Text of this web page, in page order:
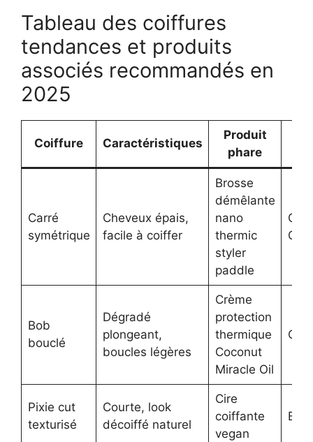
Tableau des coiffures
tendances et produits
associés recommandés en
2025
Coiffure Caractéristiques
Produit
phare
Carré
symétrique
Cheveux épais,
facile à coiffer
Brosse
démêlante
nano
thermic
styler
paddle
Bob
bouclé
Dégradé
plongeant,
boucles légères
Crème
protection
thermique
Coconut
Miracle Oil
OGX
Pixie cut
texturisé
Courte, look
décoiffé naturel
Cire
coiffante
vegan